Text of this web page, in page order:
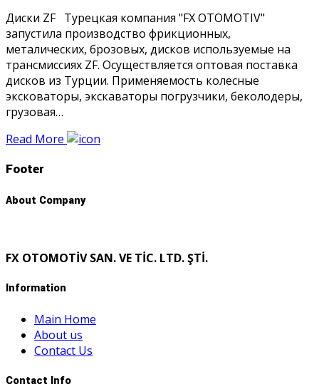
Диски ZF Турецкая компания "FX OTOMOTIV"
запустила производство фрикционных,
металических, брозовых, дисков используемые на
трансмиссиях ZF. Осуществляется оптовая поставка
дисков из Турции. Применяемость колесные
эксковаторы, экскаваторы погрузчики, беколодеры,
грузовая…
Read More
Footer
About Company
FX OTOMOTİV SAN. VE TİC. LTD. ŞTİ.
Information
Main Home
About us
Contact Us
Contact Info